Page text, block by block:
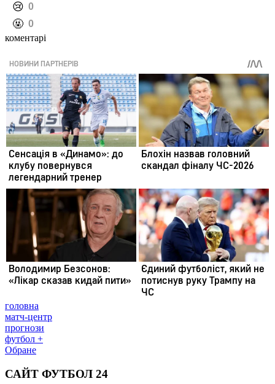
️😢 0
️🤬 0
коментарі
головна
матч-центр
прогнози
футбол +
Обране
САЙТ ФУТБОЛ 24